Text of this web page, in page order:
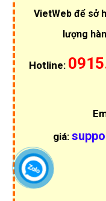
VietWeb để sở
lượng
Hotline:
giá: